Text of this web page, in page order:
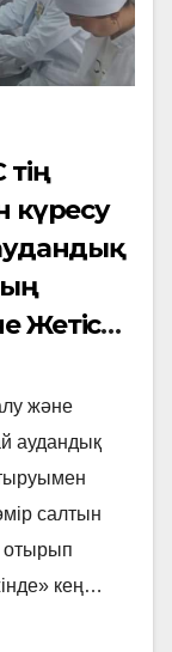
күресу
салтын
жоғары
кең
және
аудандық
салтын
отырып
кең…